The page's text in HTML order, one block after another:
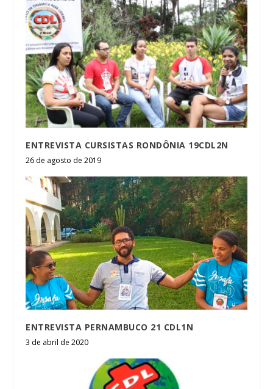
ENTREVISTA CURSISTAS RONDÔNIA 19CDL2N
26 de agosto de 2019
ENTREVISTA PERNAMBUCO 21 CDL1N
3 de abril de 2020